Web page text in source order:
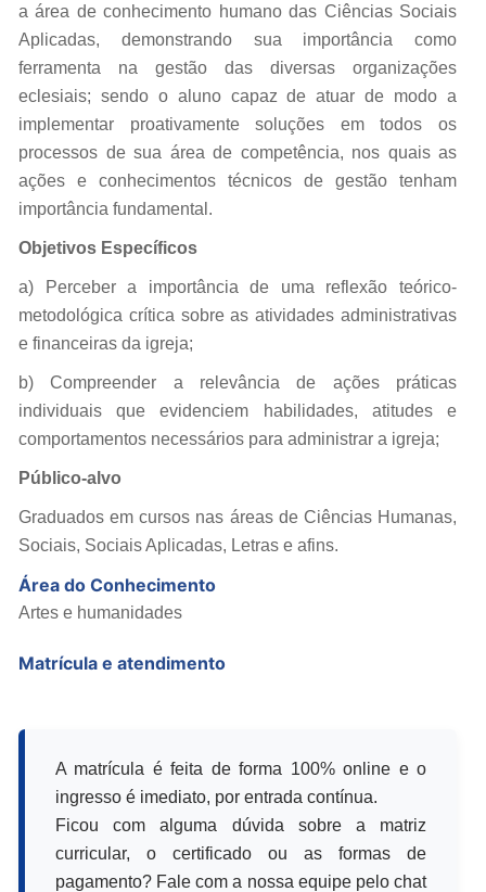
a área de conhecimento humano das Ciências Sociais
Aplicadas, demonstrando sua importância como
ferramenta na gestão das diversas organizações
eclesiais; sendo o aluno capaz de atuar de modo a
implementar proativamente soluções em todos os
processos de sua área de competência, nos quais as
ações e conhecimentos técnicos de gestão tenham
importância fundamental.
Objetivos Específicos
a) Perceber a importância de uma reflexão teórico-
metodológica crítica sobre as atividades administrativas
e financeiras da igreja;
b) Compreender a relevância de ações práticas
individuais que evidenciem habilidades, atitudes e
comportamentos necessários para administrar a igreja;
Público-alvo
Graduados em cursos nas áreas de Ciências Humanas,
Sociais, Sociais Aplicadas, Letras e afins.
Área do Conhecimento
Artes e humanidades
Matrícula e atendimento
A matrícula é feita de forma 100% online e o
ingresso é imediato, por entrada contínua.
Ficou com alguma dúvida sobre a matriz
curricular, o certificado ou as formas de
pagamento? Fale com a nossa equipe pelo chat